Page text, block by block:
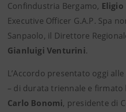
Confindustria Bergamo,
Executive Officer G.A.P. Spa
Sanpaolo, il Direttore
Gianluigi Venturini.
L’Accordo presentato oggi
– di durata triennale e
Carlo Bonomi, presidente di